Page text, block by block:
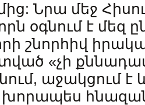
Նրա մեջ
օգնում է մեզ
որի շնորհիվ
«չի
աջակցում է